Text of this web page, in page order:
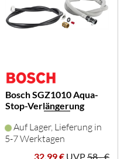
Bosch SGZ1010 Aqua-
Stop-Verlängerung
Auf Lager, Lieferung in
5-7 Werktagen
32,99 € UVP58,- €